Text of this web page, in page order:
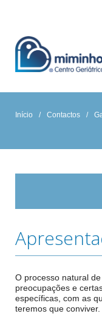
Início / Contactos /
O processo natural
preocupações e
específicas, com as
teremos que conviver.